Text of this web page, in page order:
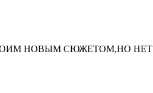
НОВЫМ СЮЖЕТОМ,НО НЕТ